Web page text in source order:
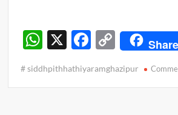
W
at
X
F
e
C
o
p
Share
# siddhpithhathiyaramghazipur